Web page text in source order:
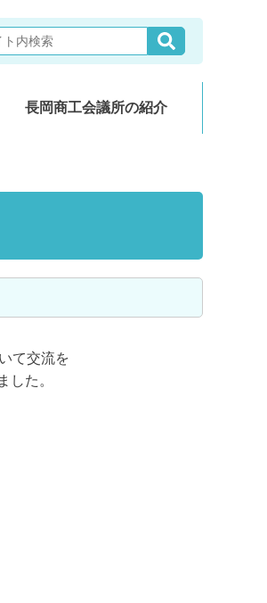
長岡商工会議所の紹介
て交流を
した。